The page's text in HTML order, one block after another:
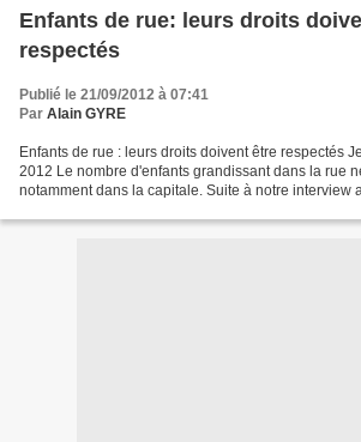
Enfants de rue: leurs droits
respectés
Publié le 21/09/2012 à 07:41
Par Alain GYRE
Enfants de rue : leurs droits doivent être respectés
2012 Le nombre d'enfants grandissant dans la rue
notamment dans la capitale. Suite à notre interview